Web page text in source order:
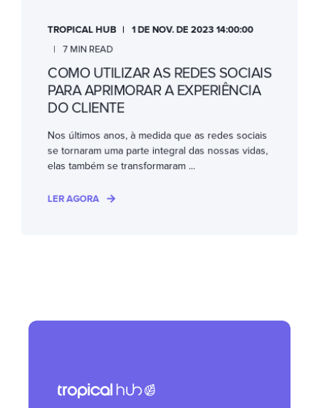
TROPICAL HUB
1 DE NOV. DE 2023 14:00:00
7 MIN READ
COMO UTILIZAR AS REDES SOCIAIS
PARA APRIMORAR A EXPERIÊNCIA
DO CLIENTE
Nos últimos anos, à medida que as redes sociais
se tornaram uma parte integral das nossas vidas,
elas também se transformaram ...
LER AGORA